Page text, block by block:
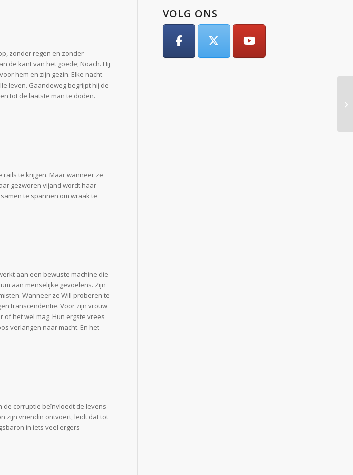
zonder regen en zonder
de kant van het goede; Noach. Hij
hem en zijn gezin. Elke nacht
leven. Gaandeweg begrijpt hij de
tot de laatste man te doden.
te krijgen. Maar wanneer ze
gezworen vijand wordt haar
te spannen om wraak te
aan een bewuste machine die
aan menselijke gevoelens. Zijn
Wanneer ze Will proberen te
transcendentie. Voor zijn vrouw
het wel mag. Hun ergste vrees
verlangen naar macht. En het
de corruptie beïnvloedt de levens
zijn vriendin ontvoert, leidt dat tot
in iets veel ergers
VOLG ONS